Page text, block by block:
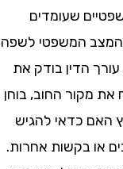
שעומדים
המשפטי לשפה
הדין בודק את
החוב, בוחן
כדאי להגיש
בקשות אחרות.